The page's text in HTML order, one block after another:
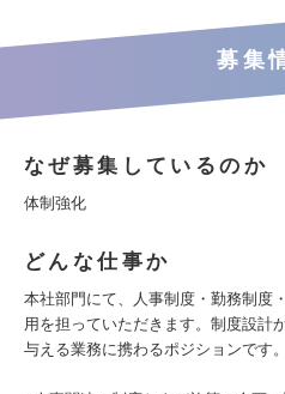
募集
なぜ募集しているのか
体制強化
どんな仕事か
本社部門にて、人事制度・勤務制度
用を担っていただきます。制度設計
与える業務に携わるポジションです。